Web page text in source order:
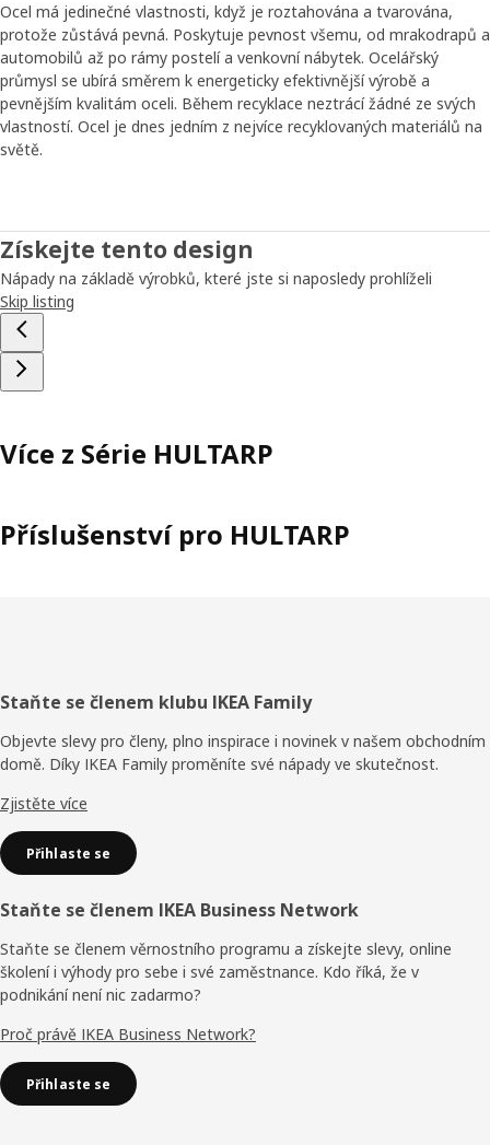
Ocel má jedinečné vlastnosti, když je roztahována a tvarována,
protože zůstává pevná. Poskytuje pevnost všemu, od mrakodrapů a
automobilů až po rámy postelí a venkovní nábytek. Ocelářský
průmysl se ubírá směrem k energeticky efektivnější výrobě a
pevnějším kvalitám oceli. Během recyklace neztrácí žádné ze svých
vlastností. Ocel je dnes jedním z nejvíce recyklovaných materiálů na
světě.
Získejte tento design
Nápady na základě výrobků, které jste si naposledy prohlíželi
Skip listing
Více z Série HULTARP
Příslušenství pro HULTARP
Zápatí
Staňte se členem klubu IKEA Family
Objevte slevy pro členy, plno inspirace i novinek v našem obchodním
domě. Díky IKEA Family proměníte své nápady ve skutečnost.
Zjistěte více
Přihlaste se
Staňte se členem IKEA Business Network
Staňte se členem věrnostního programu a získejte slevy, online
školení i výhody pro sebe i své zaměstnance. Kdo říká, že v
podnikání není nic zadarmo?
Proč právě IKEA Business Network?
Přihlaste se